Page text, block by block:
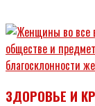
ЗДОРОВЬЕ И